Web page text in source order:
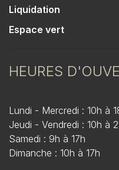
Liquidation
Espace vert
HEURES
Lundi - Mercredi : 10h à
Jeudi - Vendredi : 10h à
Samedi : 9h à 17h
Dimanche : 10h à 17h